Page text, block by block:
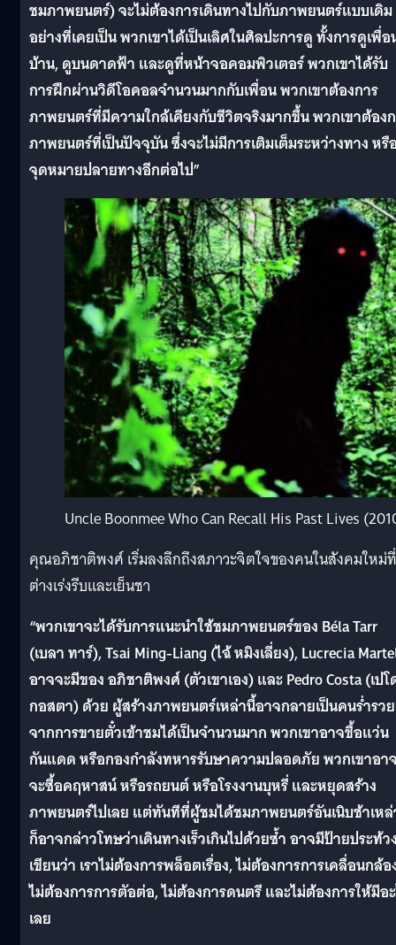
ชมภาพยนตร์) จะไม่ต้องการเดินทางไปกับภาพยนตร์แบบเดิม
อย่างที่เคยเป็น พวกเขาได้เป็นเลิศในศิลปะการดู ทั้งการดูเพื่อ
บ้าน, ดูบนดาดฟ้า และดูที่หน้าจอคอมพิวเตอร์ พวกเขาได้รับ
การฝึกผ่านวิดีโอคอลจำนวนมากกับเพื่อน พวกเขาต้องการ
ภาพยนตร์ที่มีความใกล้เคียงกับชีวิตจริงมากขึ้น พวกเขาต้อง
ภาพยนตร์ที่เป็นปัจจุบัน ซึ่งจะไม่มีการเติมเต็มระหว่างทาง หรื
จุดหมายปลายทางอีกต่อไป”
Uncle Boonmee Who Can Recall His Past Lives
คุณอภิชาติพงศ์ เริ่มลงลึกถึงสภาวะจิตใจของคนในสังคมใหม่ที่
ต่างเร่งรีบและเย็นชา
“พวกเขาจะได้รับการแนะนำใช้ชมภาพยนตร์ของ Béla Tarr
(เบลา ทาร์), Tsai Ming-Liang (ไฉ้ หมิงเลี่ยง), Lucrecia
อาจจะมีของ อภิชาติพงศ์ (ตัวเขาเอง) และ Pedro Costa (เปโ
กอสตา) ด้วย ผู้สร้างภาพยนตร์เหล่านี้อาจกลายเป็นคนร่ำรวย
จากการขายตั๋วเข้าชมได้เป็นจำนวนมาก พวกเขาอาจขื้อแว่น
กันแดด หรือกองกำลังทหารรับษาความปลอดภัย พวกเขาอา
จะซื้อคฤหาสน์ หรือรถยนต์ หรือโรงงานบุหรี่ และหยุดสร้าง
ภาพยนตร์ไปเลย แต่ทันทีที่ผู้ชมได้ชมภาพยนตร์อันเนิบช้าเห
ก็อาจกล่าวโทษว่าเดินทางเร็วเกินไปด้วยซ้ำ อาจมีป้ายประท้ว
เขียนว่า เราไม่ต้องการพล็อตเรื่อง, ไม่ต้องการการเคลื่อนกล้อ
ไม่ต้องการการตัอต่อ, ไม่ต้องการดนตรี และไม่ต้องการให้มีอ
เลย